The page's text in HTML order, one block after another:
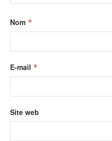
Nom *
E-mail *
Site web